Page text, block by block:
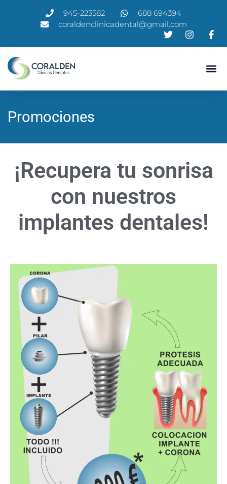
945-223582
688 694394
coraldenclinicadental@gmail.com
Promociones
¡Recupera tu sonrisa
con nuestros
implantes dentales!